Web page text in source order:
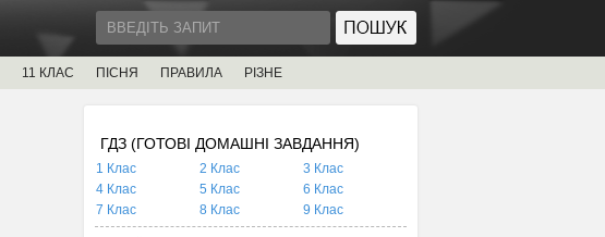
11 КЛАС ПІСНЯ ПРАВИЛА РІЗНЕ
ГДЗ (ГОТОВІ ДОМАШНІ ЗАВДАННЯ)
1 Клас 2 Клас
3 Клас
4 Клас
5 Клас
6 Клас
7 Клас
8 Клас 9 Клас